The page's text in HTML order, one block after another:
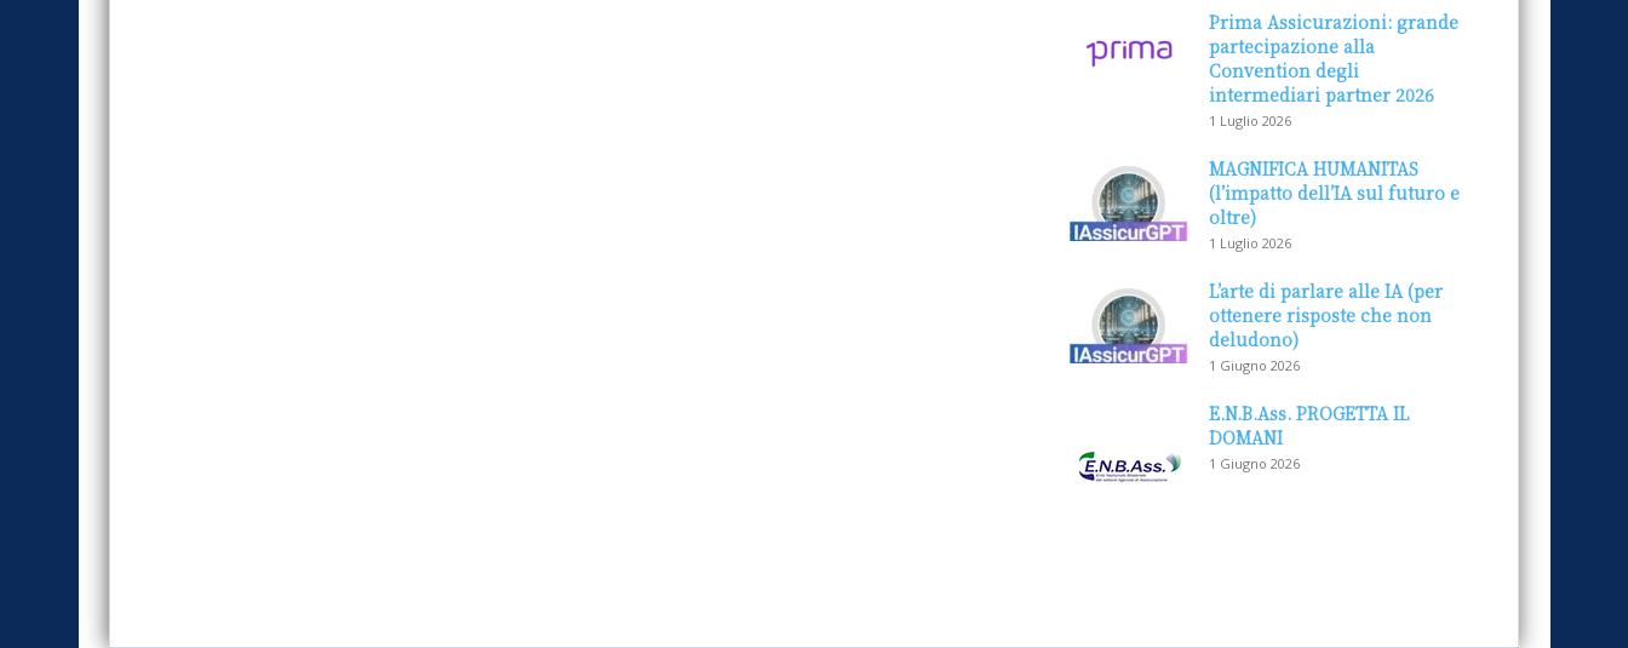
Prima Assicurazioni: grande
partecipazione alla
Convention degli
intermediari partner 2026
1 Luglio 2026
MAGNIFICA HUMANITAS
(l’impatto dell’IA sul futuro e
oltre)
1 Luglio 2026
L’arte di parlare alle IA (per
ottenere risposte che non
deludono)
1 Giugno 2026
E.N.B.Ass. PROGETTA IL
DOMANI
1 Giugno 2026